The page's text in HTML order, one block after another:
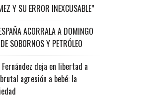
Y SU ERROR INEXCUSABLE”
ACORRALA A DOMINGO
SOBORNOS Y PETRÓLEO
deja en libertad a
agresión a bebé: la